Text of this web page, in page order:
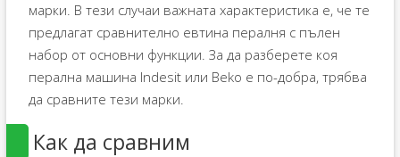
марки. В тези случаи важната характеристика е, че те
предлагат сравнително евтина пералня с пълен
набор от основни функции. За да разберете коя
перална машина Indesit или Beko е по-добра, трябва
да сравните тези марки.
Как да сравним